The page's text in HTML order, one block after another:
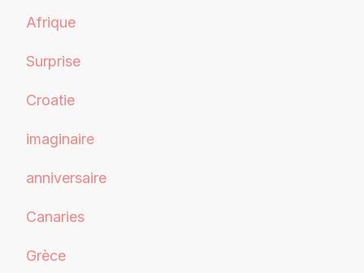
Afrique
Surprise
Croatie
imaginaire
anniversaire
Canaries
Grèce